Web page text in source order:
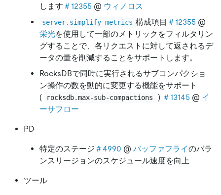
します ＃12355 @ ウィノロス
server.simplify-metrics 構成項目 ＃12355 @
栄光を使用して一部のメトリックをフィルタリン
グすることで、各リクエストに対して返されるデ
ータの量を削減することをサポートします。
RocksDBで同時に実行されるサブコンパクショ
ン操作の数を動的に変更する機能をサポート
(
rocksdb.max-sub-compactions ) ＃13145 @ イ
ーサフロー
PD
特定のステージ ＃4990 @ バッファフライのバラ
ンスリージョンのスケジュール速度を向上
ツール